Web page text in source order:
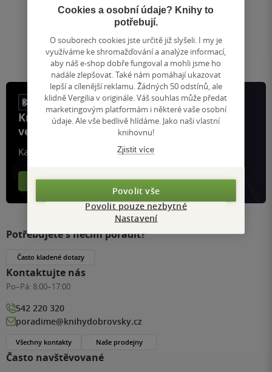
Zobrazeno 20 z 20
1
Přejít
na
stránku
/ 1
Knihy, recenze a klubové výhody
ve vaší kapse a naší appce KDčko
Každý měsíc společně přečteme tisíce knih
Více o aplikaci Více o klubu
Často navštěvované
Potřebujete s něčím poradit?
Často kladené dotazy
Kontaktujte nás
Po–Pá: 8:00–17:00
542 220 320
poradime@knihydobrovsky.cz
Všechny kontakty Naše prodejny
Cookies a osobní údaje? Knihy to
potřebují.
O souborech cookies jste určitě již slyšeli. I my je
využíváme ke shromažďování a analýze informací,
aby náš e-shop dobře fungoval a mohli jsme ho
nadále zlepšovat. Také nám pomáhají ukazovat
lepší a cílenější reklamu. Žádných 50 odstínů, ale
klidně Vergilia v originále. Váš souhlas může předat
marketingovým platformám i některé vaše osobní
údaje. Ale vše bedlivě hlídáme. Jako naši vlastní
knihovnu!
Zjistit více
Povolit vše
Povolit pouze nezbytné
Nastavení